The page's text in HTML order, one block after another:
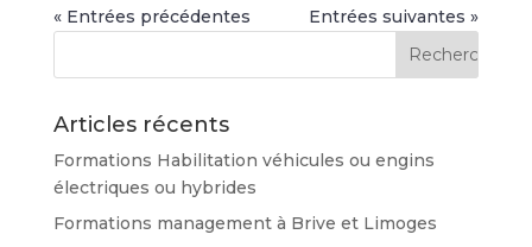
« Entrées précédentes Entrées suivantes »
Articles récents
Formations Habilitation véhicules ou engins
électriques ou hybrides
Formations management à Brive et Limoges